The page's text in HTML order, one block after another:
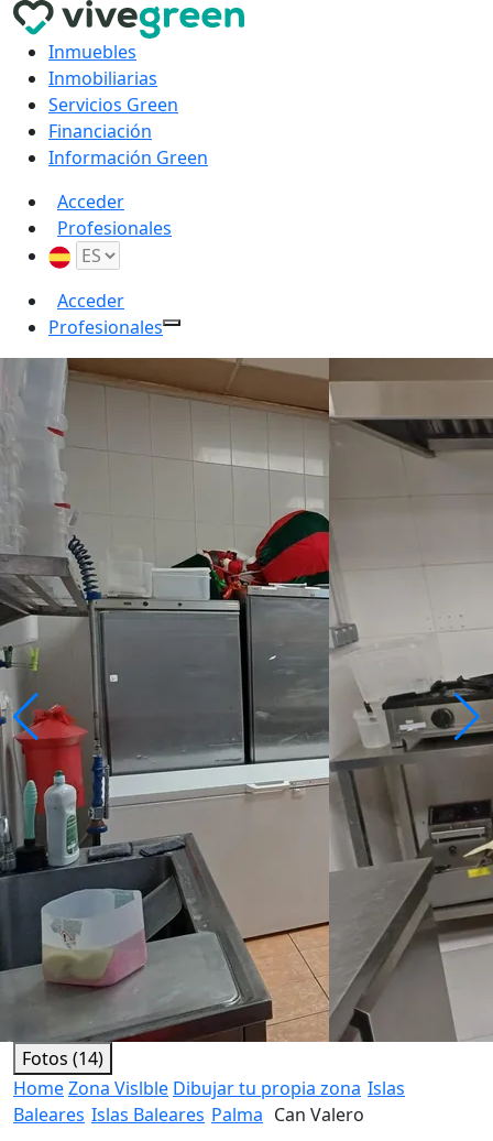
Inmuebles
Inmobiliarias
Servicios Green
Financiación
Información Green
Acceder
Profesionales
Acceder
Profesionales
Fotos (14)
HomeZona Vislble Dibujar tu propia zona Islas
Baleares Islas Baleares Palma Can Valero